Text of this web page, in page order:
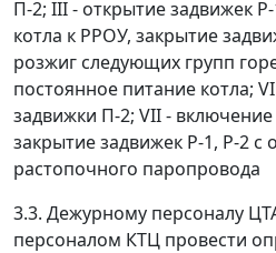
П-2; III - открытие задвижек
котла к РРОУ, закрытие
розжиг следующих групп
постоянное питание котла;
задвижки П-2; VII - включение
закрытие задвижек Р-1, Р-2 с
растопочного паропровода
3.3. Дежурному персоналу
персоналом КТЦ провести